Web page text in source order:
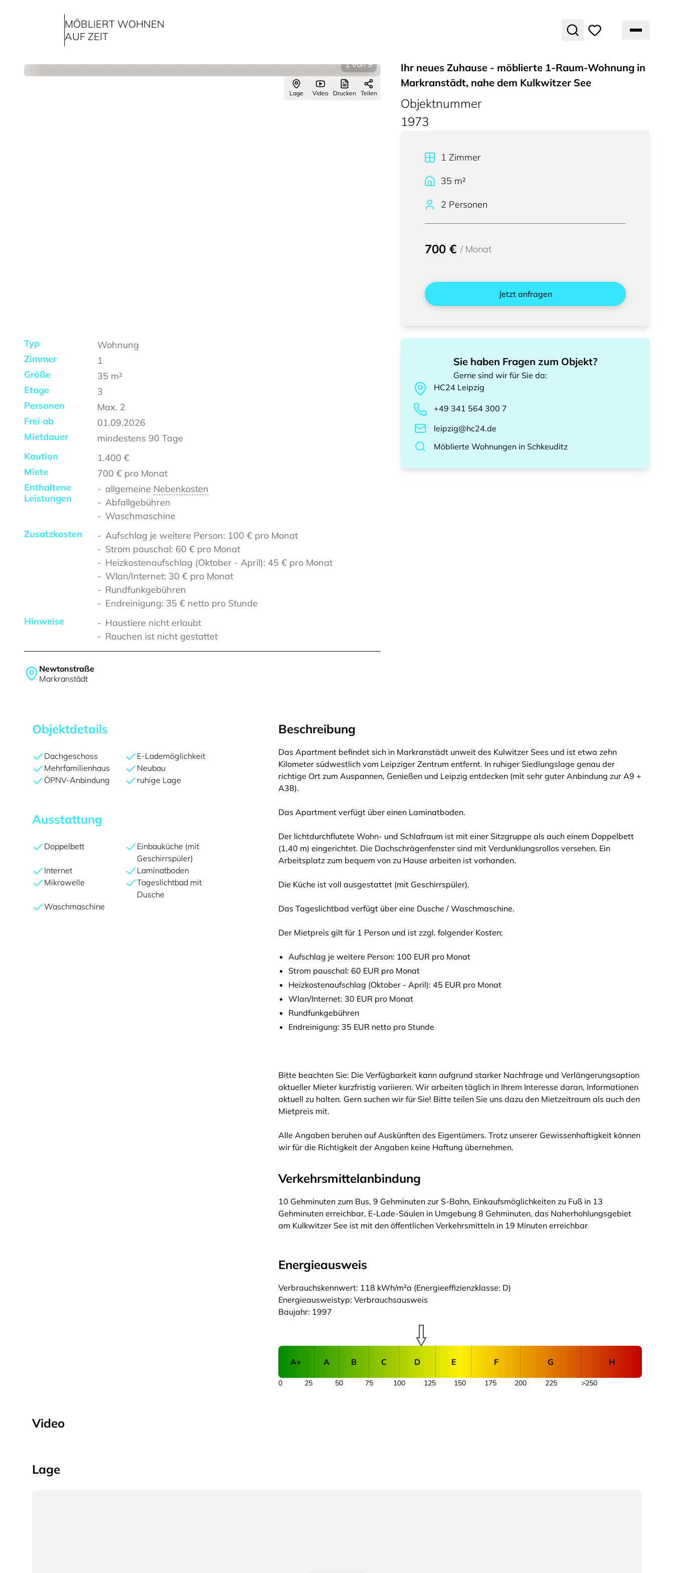
MÖBLIERT WOHNEN
AUF ZEIT
1 von 9
Lage Video Drucken Teilen
Ihr neues Zuhause - möblierte 1-Raum-Wohnung in
Markranstädt, nahe dem Kulkwitzer See
Newtonstraße
Markranstädt
Objektnummer
1973
Typ
Wohnung
Zimmer
1
Größe
35 m²
Etage
3
Personen
Max. 2
Frei ab
01.09.2026
Mietdauer
mindestens 90 Tage
Kaution
1.400 €
Miete
700 € pro Monat
Enthaltene
Leistungen
allgemeine Nebenkosten
Abfallgebühren
Waschmaschine
Zusatzkosten
Aufschlag je weitere Person: 100 € pro Monat
Strom pauschal: 60 € pro Monat
Heizkostenaufschlag (Oktober - April): 45 € pro Monat
Wlan/Internet: 30 € pro Monat
Rundfunkgebühren
Endreinigung: 35 € netto pro Stunde
Hinweise
Haustiere nicht erlaubt
Rauchen ist nicht gestattet
1 Zimmer
35 m²
2 Personen
700 € / Monat
Jetzt anfragen
Sie haben Fragen zum Objekt?
Gerne sind wir für Sie da:
HC24 Leipzig
+49 341 564 300 7
leipzig@hc24.de
Möblierte Wohnungen in Schkeuditz
Objektdetails
Dachgeschoss
E-Lademöglichkeit
Mehrfamilienhaus
Neubau
ÖPNV-Anbindung
ruhige Lage
Ausstattung
Doppelbett
Einbauküche (mit
Geschirrspüler)
Internet
Laminatboden
Mikrowelle
Tageslichtbad mit
Dusche
Waschmaschine
Beschreibung
Das Apartment befindet sich in Markranstädt unweit des Kulwitzer Sees und ist etwa zehn
Kilometer südwestlich vom Leipziger Zentrum entfernt. In ruhiger Siedlungslage genau der
richtige Ort zum Auspannen, Genießen und Leipzig entdecken (mit sehr guter Anbindung zur A9 +
A38).
Das Apartment verfügt über einen Laminatboden.
Der lichtdurchflutete Wohn- und Schlafraum ist mit einer Sitzgruppe als auch einem Doppelbett
(1,40 m) eingerichtet. Die Dachschrägenfenster sind mit Verdunklungsrollos versehen. Ein
Arbeitsplatz zum bequem von zu Hause arbeiten ist vorhanden.
Die Küche ist voll ausgestattet (mit Geschirrspüler).
Das Tageslichtbad verfügt über eine Dusche / Waschmaschine.
Der Mietpreis gilt für 1 Person und ist zzgl. folgender Kosten:
Aufschlag je weitere Person: 100 EUR pro Monat
Strom pauschal: 60 EUR pro Monat
Heizkostenaufschlag (Oktober - April): 45 EUR pro Monat
Wlan/Internet: 30 EUR pro Monat
Rundfunkgebühren
Endreinigung: 35 EUR netto pro Stunde
Bitte beachten Sie: Die Verfügbarkeit kann aufgrund starker Nachfrage und Verlängerungsoption
aktueller Mieter kurzfristig variieren. Wir arbeiten täglich in Ihrem Interesse daran, Informationen
aktuell zu halten. Gern suchen wir für Sie! Bitte teilen Sie uns dazu den Mietzeitraum als auch den
Mietpreis mit.
Alle Angaben beruhen auf Auskünften des Eigentümers. Trotz unserer Gewissenhaftigkeit können
wir für die Richtigkeit der Angaben keine Haftung übernehmen.
Verkehrsmittelanbindung
10 Gehminuten zum Bus, 9 Gehminuten zur S-Bahn, Einkaufsmöglichkeiten zu Fuß in 13
Gehminuten erreichbar, E-Lade-Säulen in Umgebung 8 Gehminuten, das Naherhohlungsgebiet
am Kulkwitzer See ist mit den öffentlichen Verkehrsmitteln in 19 Minuten erreichbar
Energieausweis
Verbrauchskennwert: 118 kWh/m²a (Energieeffizienzklasse: D)
Energieausweistyp: Verbrauchsausweis
Baujahr: 1997
A+ A B C D E F G H
25 50 75 100 125 150 175 200 225
0 >250
Video
Lage